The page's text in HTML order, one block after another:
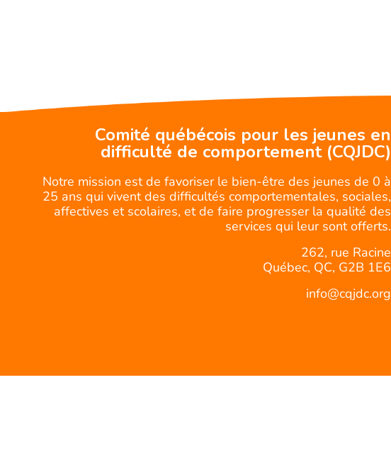
Comité québécois pour les jeunes en
difficulté de comportement (CQJDC)
Notre mission est de favoriser le bien-être des jeunes de 0 à
25 ans qui vivent des difficultés comportementales, sociales,
affectives et scolaires, et de faire progresser la qualité des
services qui leur sont offerts.
262, rue Racine
Québec, QC, G2B 1E6
info@cqjdc.org